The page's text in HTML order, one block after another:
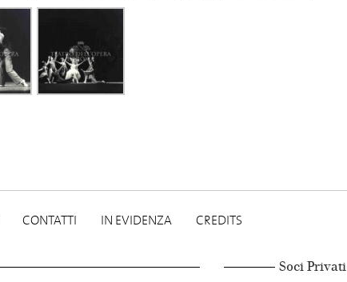
CONTATTI IN EVIDENZA CREDITS
Soci Privati